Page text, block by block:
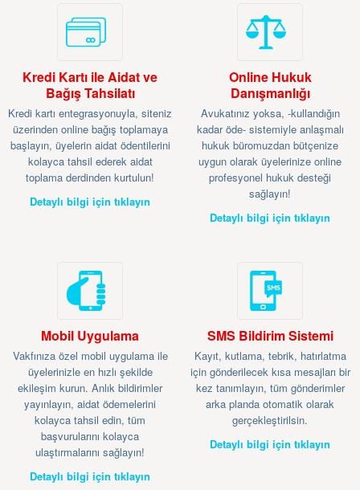
Kredi Kartı ile Aidat ve
Bağış Tahsilatı
Kredi kartı entegrasyonuyla, siteniz
üzerinden online bağış toplamaya
başlayın, üyelerin aidat ödentilerini
kolayca tahsil ederek aidat
toplama derdinden kurtulun!
Detaylı bilgi için tıklayın
Online Hukuk
Danışmanlığı
Avukatınız yoksa, -kullandığın
kadar öde- sistemiyle anlaşmalı
hukuk büromuzdan bütçenize
uygun olarak üyelerinize online
profesyonel hukuk desteği
sağlayın!
Detaylı bilgi için tıklayın
Mobil Uygulama
Vakfınıza özel mobil uygulama ile
üyelerinizle en hızlı şekilde
ekileşim kurun. Anlık bildirimler
yayınlayın, aidat ödemelerini
kolayca tahsil edin, tüm
başvurularını kolayca
ulaştırmalarını sağlayın!
Detaylı bilgi için tıklayın
SMS Bildirim Sistemi
Kayıt, kutlama, tebrik, hatırlatma
için gönderilecek kısa mesajları bir
kez tanımlayın, tüm gönderimler
arka planda otomatik olarak
gerçekleştirilsin.
Detaylı bilgi için tıklayın